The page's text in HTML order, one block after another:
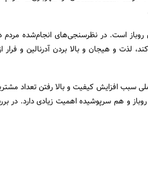
روباز است. در نظرسنجی‌های انجام‌شده
لذت و هیجان و بالا بردن آدرنالین و فرار
سبب افزایش کیفیت و بالا رفتن تعداد
و هم سرپوشیده اهمیت زیادی دارد. در